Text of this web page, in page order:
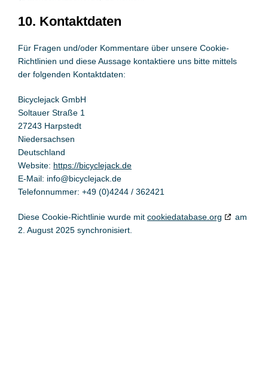
10. Kontaktdaten
Für Fragen und/oder Kommentare über unsere Cookie-
Richtlinien und diese Aussage kontaktiere uns bitte mittels
der folgenden Kontaktdaten:
Bicyclejack GmbH
Soltauer Straße 1
27243 Harpstedt
Niedersachsen
Deutschland
Website: https://bicyclejack.de
E-Mail: info@bicyclejack.de
Telefonnummer: +49 (0)4244 / 362421
Diese Cookie-Richtlinie wurde mit cookiedatabase.org
am
2. August 2025 synchronisiert.